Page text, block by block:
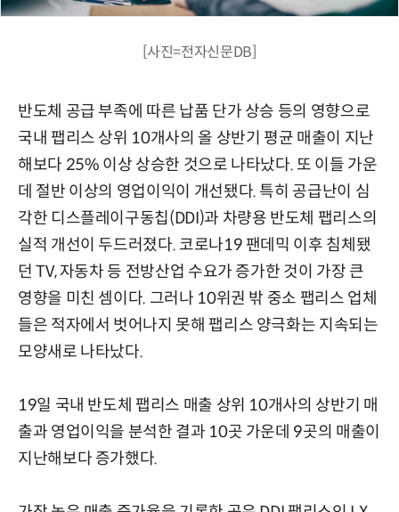
[사진=전자신문DB]
반도체 공급 부족에 따른 납품 단가 상승 등의 영향으로
국내 팹리스 상위 10개사의 올 상반기 평균 매출이 지난
해보다 25% 이상 상승한 것으로 나타났다. 또 이들 가운
데 절반 이상의 영업이익이 개선됐다. 특히 공급난이 심
각한 디스플레이구동칩(DDI)과 차량용 반도체 팹리스의
실적 개선이 두드러졌다. 코로나19 팬데믹 이후 침체됐
던 TV, 자동차 등 전방산업 수요가 증가한 것이 가장 큰
영향을 미친 셈이다. 그러나 10위권 밖 중소 팹리스 업체
들은 적자에서 벗어나지 못해 팹리스 양극화는 지속되는
모양새로 나타났다.
19일 국내 반도체 팹리스 매출 상위 10개사의 상반기 매
출과 영업이익을 분석한 결과 10곳 가운데 9곳의 매출이
지난해보다 증가했다.